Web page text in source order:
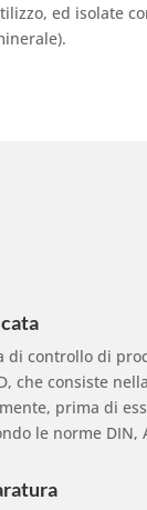
ed isolate
controllo di
che consiste
prima di
le norme DIN,